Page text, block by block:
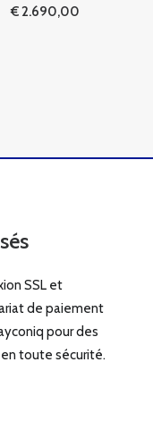
€2.690,00
SSL et
de paiement
pour des
toute sécurité.